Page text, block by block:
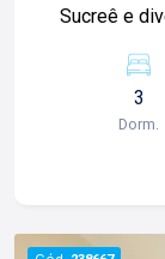
Sucreê e
armários
ambientes
Cozinha
entre em contato. Lago Imóveis
3
Dorm.